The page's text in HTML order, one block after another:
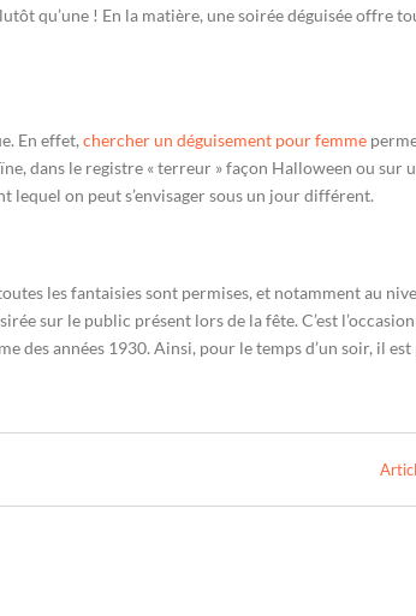
qu’une ! En la matière, une soirée déguisée offre
En effet, chercher un déguisement pour femme
dans le registre « terreur » façon Halloween ou sur
lequel on peut s’envisager sous un jour différent.
les fantaisies sont permises, et notamment au
sur le public présent lors de la fête. C’est
des années 1930. Ainsi, pour le temps d’un soir, il